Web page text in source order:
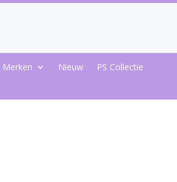
Merken Nieuw PS Collectie